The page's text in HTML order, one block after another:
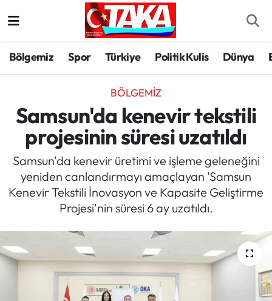
Bölgemiz Spor Türkiye Politik Kulis Dünya
BÖLGEMIZ
Samsun'da kenevir tekstili
projesinin süresi uzatıldı
Samsun'da kenevir üretimi ve işleme geleneğini
yeniden canlandırmayı amaçlayan 'Samsun
Kenevir Tekstili İnovasyon ve Kapasite Geliştirme
Projesi'nin süresi 6 ay uzatıldı.
Spor
Kültür/Sanat
Politika
Politik Kulis
Dünya
Magazin
Mektup Galeri
Trabzon Hava Durumu
Trabzon Trafik Yoğunluk Haritası
Süper Lig Puan Durumu ve Fikstür
Tüm Manşetler
Son Dakika Haberleri
Haber Arşivi